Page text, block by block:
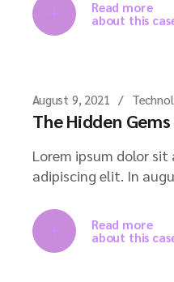
Read more
about this
August 9, 2021
The Hidden Gems
Lorem ipsum dolor
adipiscing elit. In
Read more
about this